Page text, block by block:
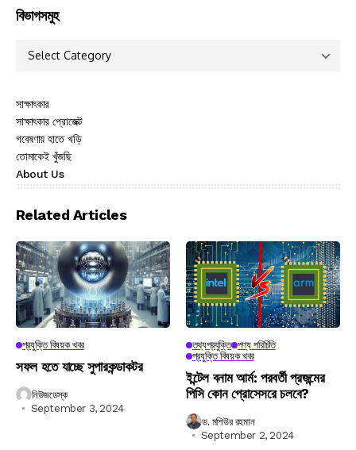
বিভাগসমুহ
সাক্ষাৎকার
সাক্ষাৎকার প্রোজেক্ট
গবেষণায় হাতে খড়ি
তোমাকেই খুঁজছি
About Us
Related Articles
প্রযুক্তি বিষয়ক খবর
সফল হতে যাচ্ছে সুপারকন্ডাকটর
নিউজডেস্ক
September 3, 2024
তথ্যপ্রযুক্তি পণ্য পরিচিতি
প্রযুক্তি বিষয়ক খবর
ইন্টেল বনাম আর্ম: পরবর্তী প্রজন্মের
পিসি কোন প্রোসেসরে চলবে?
ড. মশিউর রহমান
September 2, 2024